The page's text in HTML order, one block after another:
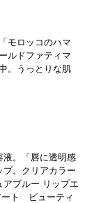
モロッコのハマ
ルドファティマ
。うっとりな肌
液。「唇に透明感
。クリアカラー
ブルー リップエ
ート ビューティ